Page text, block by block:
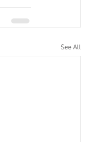
See All